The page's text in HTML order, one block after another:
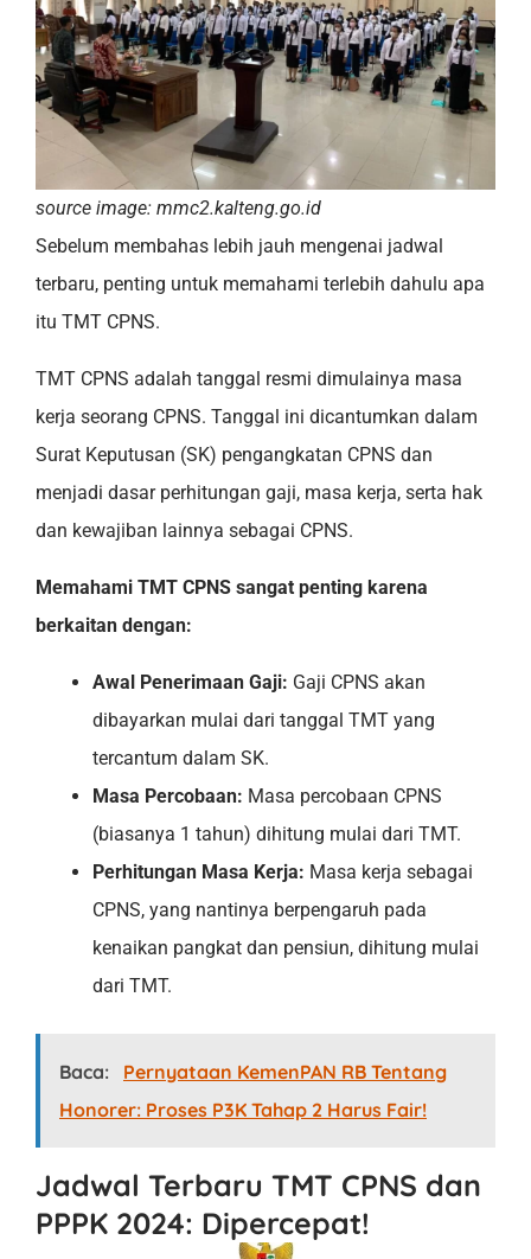
source image: mmc2.kalteng.go.id
Sebelum membahas lebih jauh mengenai jadwal
terbaru, penting untuk memahami terlebih dahulu apa
itu TMT CPNS.
TMT CPNS adalah tanggal resmi dimulainya masa
kerja seorang CPNS. Tanggal ini dicantumkan dalam
Surat Keputusan (SK) pengangkatan CPNS dan
menjadi dasar perhitungan gaji, masa kerja, serta hak
dan kewajiban lainnya sebagai CPNS.
Memahami TMT CPNS sangat penting karena
berkaitan dengan:
Awal Penerimaan Gaji: Gaji CPNS akan
dibayarkan mulai dari tanggal TMT yang
tercantum dalam SK.
Masa Percobaan: Masa percobaan CPNS
(biasanya 1 tahun) dihitung mulai dari TMT.
Perhitungan Masa Kerja: Masa kerja sebagai
CPNS, yang nantinya berpengaruh pada
kenaikan pangkat dan pensiun, dihitung mulai
dari TMT.
Baca:
Pernyataan KemenPAN RB Tentang
Honorer: Proses P3K Tahap 2 Harus Fair!
Jadwal Terbaru TMT CPNS dan
PPPK 2024: Dipercepat!